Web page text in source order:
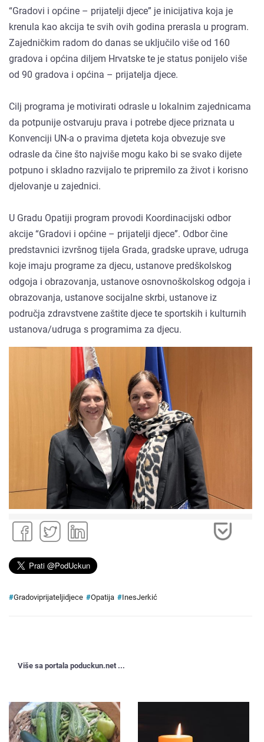
“Gradovi i općine – prijatelji djece” je inicijativa koja je
krenula kao akcija te svih ovih godina prerasla u program.
Zajedničkim radom do danas se uključilo više od 160
gradova i općina diljem Hrvatske te je status ponijelo više
od 90 gradova i općina – prijatelja djece.
Cilj programa je motivirati odrasle u lokalnim zajednicama
da potpunije ostvaruju prava i potrebe djece priznata u
Konvenciji UN-a o pravima djeteta koja obvezuje sve
odrasle da čine što najviše mogu kako bi se svako dijete
potpuno i skladno razvijalo te pripremilo za život i korisno
djelovanje u zajednici.
U Gradu Opatiji program provodi Koordinacijski odbor
akcije “Gradovi i općine – prijatelji djece”. Odbor čine
predstavnici izvršnog tijela Grada, gradske uprave, udruga
koje imaju programe za djecu, ustanove predškolskog
odgoja i obrazovanja, ustanove osnovnoškolskog odgoja i
obrazovanja, ustanove socijalne skrbi, ustanove iz
područja zdravstvene zaštite djece te sportskih i kulturnih
ustanova/udruga s programima za djecu.
#Gradoviprijateljidjece #Opatija #InesJerkić
Više sa portala poduckun.net ...